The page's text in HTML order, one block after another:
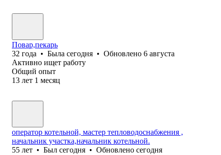
Повар,пекарь
32 года • Была сегодня • Обновлено 6 августа
Активно ищет работу
Общий опыт
13 лет 1 месяц
оператор котельной, мастер тепловодоснабжения ,
начальник участка,начальник котельной.
55 лет • Был сегодня • Обновлено сегодня